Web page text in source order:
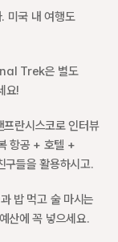
미국 내 여행도
Trek은 별도
요!
란시스코로 인터뷰
항공 + 호텔 +
들을 활용하시고.
밥 먹고 술 마시는
산에 꼭 넣으세요.